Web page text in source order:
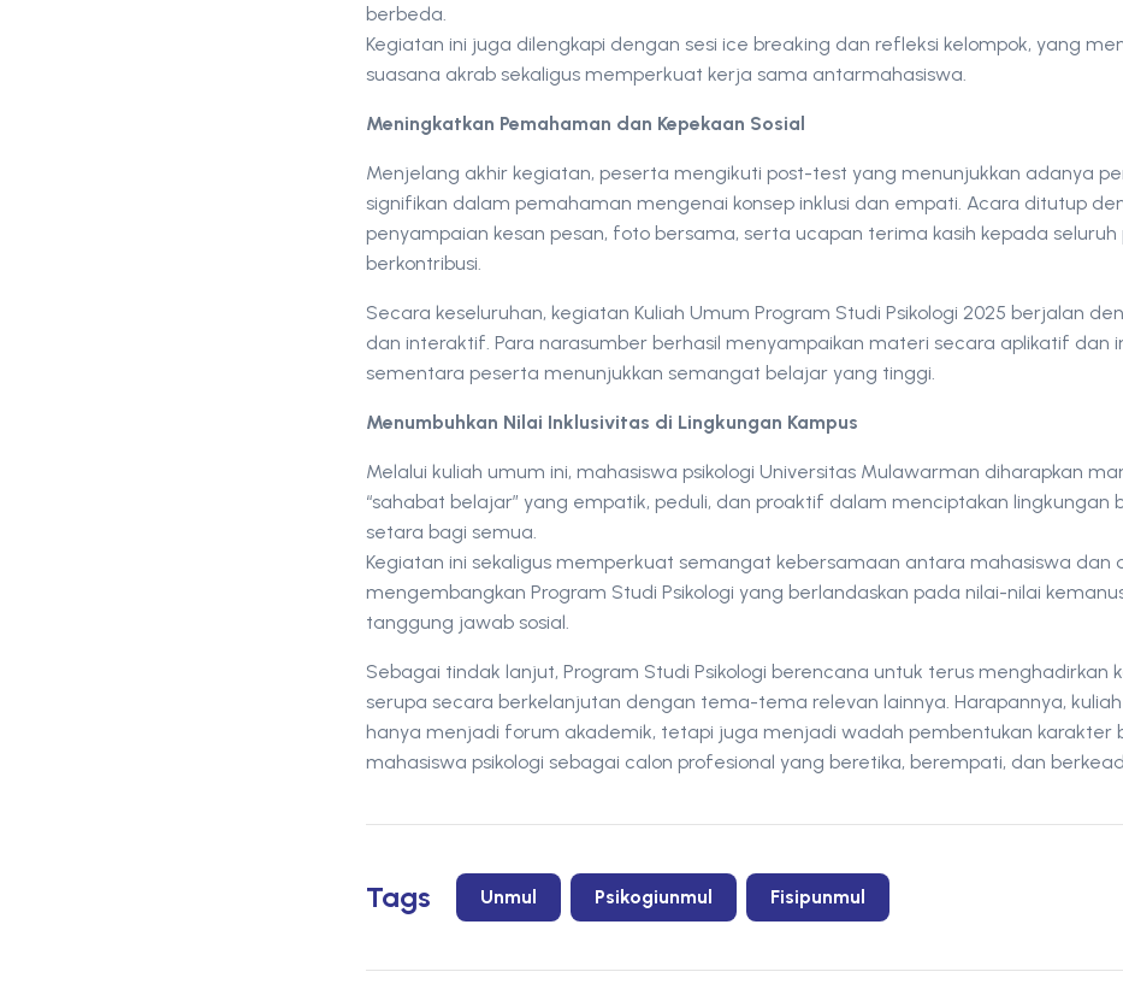
berbeda.
Kegiatan ini juga dilengkapi dengan sesi ice breaking dan refleksi kelompok, yang
suasana akrab sekaligus memperkuat kerja sama antarmahasiswa.
Meningkatkan Pemahaman dan Kepekaan Sosial
Menjelang akhir kegiatan, peserta mengikuti post-test yang menunjukkan adanya
signifikan dalam pemahaman mengenai konsep inklusi dan empati. Acara ditutup
penyampaian kesan pesan, foto bersama, serta ucapan terima kasih kepada seluruh
berkontribusi.
Secara keseluruhan, kegiatan Kuliah Umum Program Studi Psikologi 2025 berjalan
dan interaktif. Para narasumber berhasil menyampaikan materi secara aplikatif dan
sementara peserta menunjukkan semangat belajar yang tinggi.
Menumbuhkan Nilai Inklusivitas di Lingkungan Kampus
Melalui kuliah umum ini, mahasiswa psikologi Universitas Mulawarman diharapkan
“sahabat belajar” yang empatik, peduli, dan proaktif dalam menciptakan lingkungan
setara bagi semua.
Kegiatan ini sekaligus memperkuat semangat kebersamaan antara mahasiswa dan
mengembangkan Program Studi Psikologi yang berlandaskan pada nilai-nilai
tanggung jawab sosial.
Sebagai tindak lanjut, Program Studi Psikologi berencana untuk terus menghadirkan
serupa secara berkelanjutan dengan tema-tema relevan lainnya. Harapannya,
hanya menjadi forum akademik, tetapi juga menjadi wadah pembentukan karakter
mahasiswa psikologi sebagai calon profesional yang beretika, berempati, dan
Tags Unmul Psikogiunmul Fisipunmul